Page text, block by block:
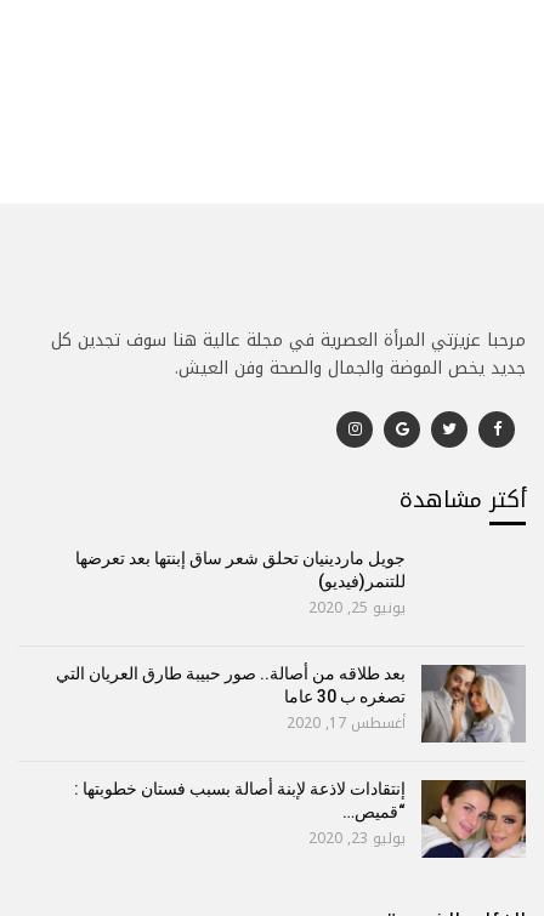
مرحبا عزيزتي المرأة العصرية في مجلة عالية هنا سوف تجدين كل
جديد يخص الموضة والجمال والصحة وفن العيش.
أكتر مشاهدة
جويل ماردينيان تحلق شعر ساق إبنتها بعد تعرضها
للتنمر(فيديو)
يونيو 25, 2020
بعد طلاقه من أصالة.. صور حبيبة طارق العريان التي
تصغره ب 30 عاما
أغسطس 17, 2020
إنتقادات لاذعة لإبنة أصالة بسبب فستان خطوبتها :
“قميص…
يوليو 23, 2020